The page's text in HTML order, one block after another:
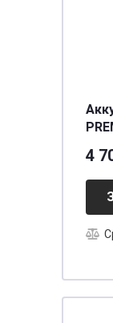
PREMIUM
4